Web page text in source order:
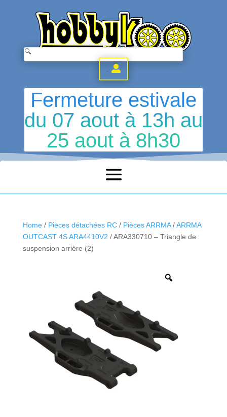
.
Fermeture estivale
du 07 aout à 13h au
25 aout à 8h30
Home/ Pièces détachées RC/ Pièces ARRMA/ARRMA
OUTCAST 4S ARA4410V2 / ARA330710 – Triangle de
suspension arrière (2)